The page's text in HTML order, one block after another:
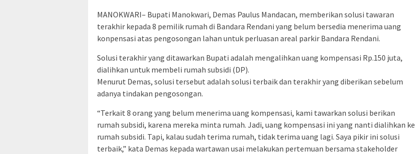
MANOKWARI– Bupati Manokwari, Demas Paulus Mandacan, memberikan solusi tawaran
terakhir kepada 8 pemilik rumah di Bandara Rendani yang belum bersedia menerima uang
konpensasi atas pengosongan lahan untuk perluasan areal parkir Bandara Rendani.
Solusi terakhir yang ditawarkan Bupati adalah mengalihkan uang kompensasi Rp.150 juta,
dialihkan untuk membeli rumah subsidi (DP).
Menurut Demas, solusi tersebut adalah solusi terbaik dan terakhir yang diberikan sebelum
adanya tindakan pengosongan.
“Terkait 8 orang yang belum menerima uang kompensasi, kami tawarkan solusi berikan
rumah subsidi, karena mereka minta rumah. Jadi, uang kompensasi ini yang nanti dialihkan ke
rumah subsidi. Tapi, kalau sudah terima rumah, tidak terima uang lagi. Saya pikir ini solusi
terbaik,” kata Demas kepada wartawan usai melakukan pertemuan bersama stakeholder